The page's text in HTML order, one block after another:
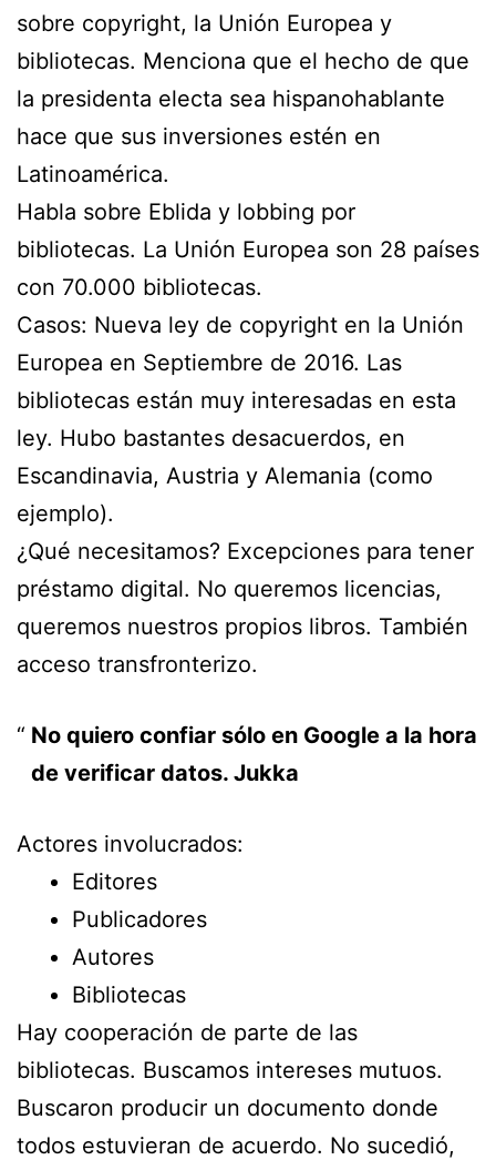
sobre copyright, la Unión Europea y
bibliotecas. Menciona que el hecho de que
la presidenta electa sea hispanohablante
hace que sus inversiones estén en
Latinoamérica.
Habla sobre Eblida y lobbing por
bibliotecas. La Unión Europea son 28 países
con 70.000 bibliotecas.
Casos: Nueva ley de copyright en la Unión
Europea en Septiembre de 2016. Las
bibliotecas están muy interesadas en esta
ley. Hubo bastantes desacuerdos, en
Escandinavia, Austria y Alemania (como
ejemplo).
¿Qué necesitamos? Excepciones para tener
préstamo digital. No queremos licencias,
queremos nuestros propios libros. También
acceso transfronterizo.
No quiero confiar sólo en Google a la hora
de verificar datos. Jukka
Actores involucrados:
Editores
Publicadores
Autores
Bibliotecas
Hay cooperación de parte de las
bibliotecas. Buscamos intereses mutuos.
Buscaron producir un documento donde
todos estuvieran de acuerdo. No sucedió,